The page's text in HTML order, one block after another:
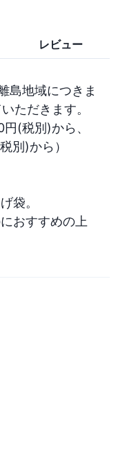
レビュー
島地域につきま
ただきます。
(税別)から、
別)から）
袋。
おすすめの上